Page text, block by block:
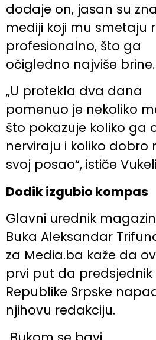
dodaje on, jasan su
mediji koji mu smetaju
profesionalno, što ga
očigledno najviše brine.
„U protekla dva dana
pomenuo je nekoliko
što pokazuje koliko ga
nerviraju i koliko dobro
svoj posao“, ističe
Dodik izgubio kompas
Glavni urednik
Buka Aleksandar
za Media.ba kaže da
prvi put da predsjednik
Republike Srpske
njihovu redakciju.